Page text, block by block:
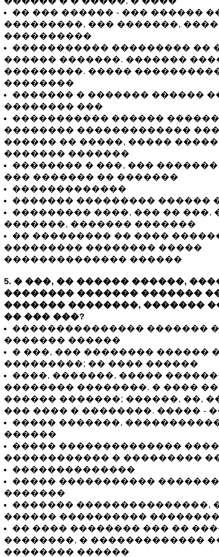
�� ��� ������ - ��� ������
���������, ��� �������,
����������
����������� ��������� ��
������ �������. �������
���������. �����
��������
������� � ������� ������
�������� ���
����������� ������
�������� �������������
������ �� �����, �����
������� �������
�������� � ���, ���
��� ������� �� �������
�������������
������� ��������� ������
��������� ����, ��� �� ���,
�������, ������� �������
�� ��������� �� ����
��������� �������� �����
�������������� ������
5. � ���, �� ������ ������,
�������� ������� �������
������� ��������, �������
�� ��� ���?
��������������� �������
������� ������
� ���, ��� �������� ������
���������; �� ���� ������
����, �������, �����
�������� ��������. � ����
������ �������; ������, ��,
��� ���� � ��������. ����� -
����� �������,
������
����� ��������������
������������ � ���������
��������������
����� �����������
�������
������� ���������������,
������ ����������
�� ���� �������� ��� ��
��������, � �������������
�������� ������